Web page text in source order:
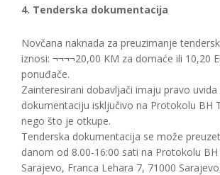
4. Tenderska dokumentacija
Novčana naknada za preuzimanje
iznosi: ¬¬¬¬20,00 KM za domaće ili 10,20
ponuđače.
Zainteresirani dobavljači imaju pravo uvida
dokumentaciju isključivo na Protokolu BH
nego što je otkupe.
Tenderska dokumentacija se može
danom od 8.00-16:00 sati na Protokolu
Sarajevo, Franca Lehara 7, 71000